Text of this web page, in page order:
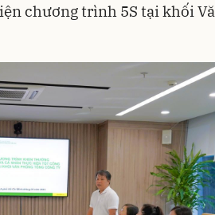
chương trình 5S tại khối